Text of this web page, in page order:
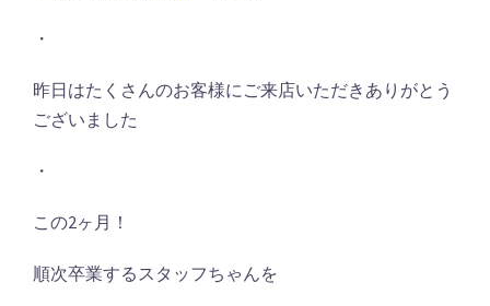
・
昨日はたくさんのお客様にご来店いただきありがとう
ございました
・
この2ヶ月！
順次卒業するスタッフちゃんを